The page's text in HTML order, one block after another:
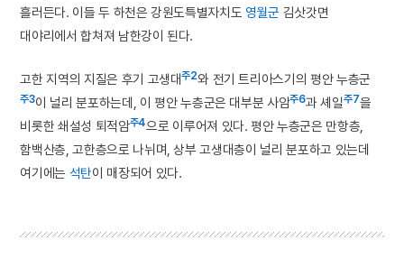
흘러든다. 이들 두 하천은 강원도특별자치도 영월군 김삿갓면
대야리에서 합쳐져 남한강이 된다.
고한 지역의 지질은 후기 고생대주2와 전기 트리아스기의 평안 누층군
주3이 널리 분포하는데, 이 평안 누층군은 대부분 사암주6과 셰일주7을
비롯한 쇄설성 퇴적암주4으로 이루어져 있다. 평안 누층군은 만항층,
함백산층, 고한층으로 나뉘며, 상부 고생대층이 널리 분포하고 있는데
여기에는 석탄이 매장되어 있다.